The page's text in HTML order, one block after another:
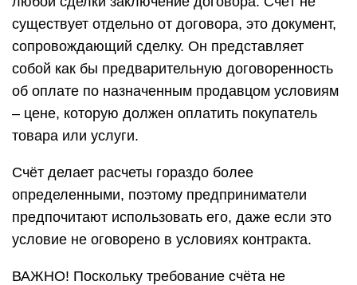
существует отдельно от договора, это документ,
сопровождающий сделку. Он представляет
собой как бы предварительную договоренность
об оплате по назначенным продавцом условиям
– цене, которую должен оплатить покупатель
товара или услуги.
Счёт делает расчеты гораздо более
определенными, поэтому предприниматели
предпочитают использовать его, даже если это
условие не оговорено в условиях контракта.
ВАЖНО! Поскольку требование счёта не